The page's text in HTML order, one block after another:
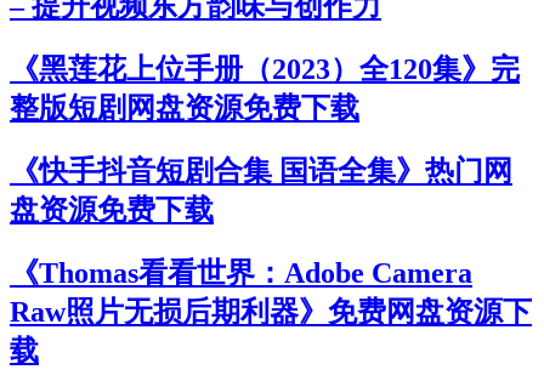
《黑莲花上位手册（2023）全120集》完
整版短剧网盘资源免费下载
《快手抖音短剧合集 国语全集》热门网
盘资源免费下载
《Thomas看看世界：Adobe Camera
Raw照片无损后期利器》免费网盘资源下
载